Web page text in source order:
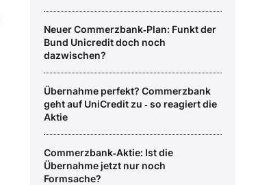
Neuer Commerzbank‑Plan: Funkt der
Bund Unicredit doch noch
dazwischen?
Übernahme perfekt? Commerzbank
geht auf UniCredit zu ‑ so reagiert die
Aktie
Commerzbank‑Aktie: Ist die
Übernahme jetzt nur noch
Formsache?